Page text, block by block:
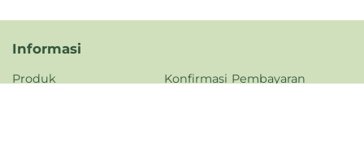
Informasi
Produk
Konfirmasi Pembayaran